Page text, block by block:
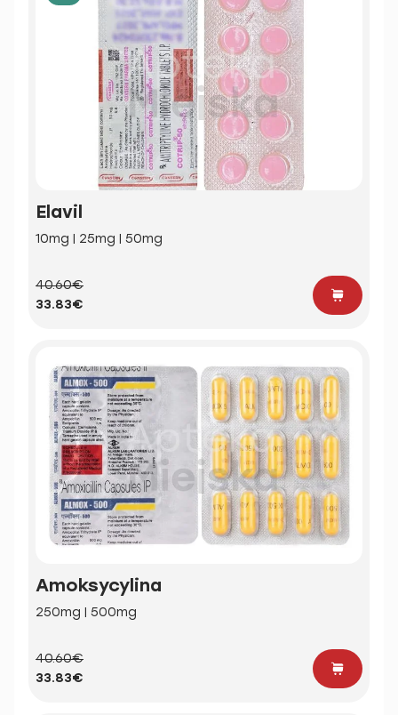
Elavil
10mg | 25mg | 50mg
40.60€
33.83€
Amoksycylina
250mg | 500mg
40.60€
33.83€